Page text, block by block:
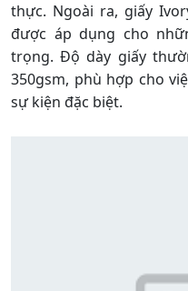
thực. Ngoài ra, giấy
được áp dụng cho
trọng. Độ dày giấy
350gsm, phù hợp cho
sự kiện đặc biệt.